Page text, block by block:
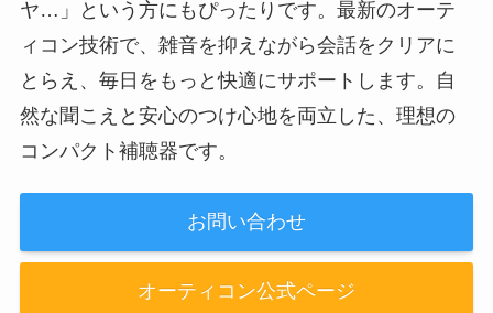
ヤ…」という方にもぴったりです。最新のオーテ
ィコン技術で、雑音を抑えながら会話をクリアに
とらえ、毎日をもっと快適にサポートします。自
然な聞こえと安心のつけ心地を両立した、理想の
コンパクト補聴器です。
お問い合わせ
オーティコン公式ページ